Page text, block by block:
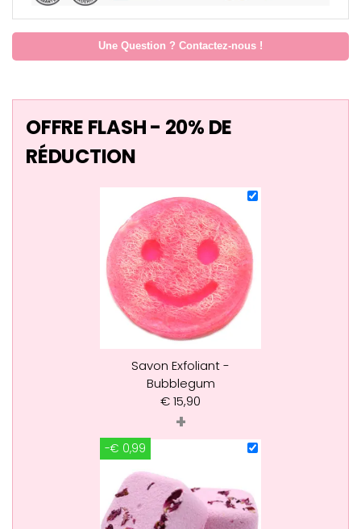
Une Question ? Contactez-nous !
OFFRE FLASH - 20% DE
RÉDUCTION
Savon Exfoliant -
Bubblegum
€15,90
+
-€ 0,99